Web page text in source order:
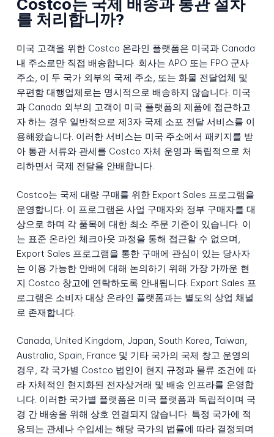
Costco는 국제 배송과 통관 절차
를 처리합니까?
미국 고객을 위한 Costco 온라인 플랫폼은 미국과 Canada
내 주소로만 직접 배송합니다. 회사는 APO 또는 FPO 군사
주소, 이 두 국가 외부의 국제 주소, 또는 화물 전달업체 및
우편함 대행업체로는 명시적으로 배송하지 않습니다. 미국
과 Canada 외부의 고객이 미국 플랫폼의 제품에 접근하고
자 하는 경우 일반적으로 제3자 국제 소포 전달 서비스를 이
용해왔습니다. 이러한 서비스는 미국 주소에서 패키지를 받
아 통관 서류와 관세를 Costco 자체 운영과 독립적으로 처
리하면서 국제 전달을 안배합니다.
Costco는 국제 대량 구매를 위한 Export Sales 프로그램을
운영합니다. 이 프로그램은 사업 구매자와 정부 구매자를 대
상으로 하며 각 품목에 대한 최소 주문 기준이 있습니다. 이
는 표준 온라인 체크아웃 과정을 통해 접근할 수 없으며,
Export Sales 프로그램을 통한 구매에 관심이 있는 당사자
는 이용 가능한 안배에 대해 논의하기 위해 가장 가까운 현
지 Costco 창고에 연락하도록 안내됩니다. Export Sales 프
로그램은 소비자 대상 온라인 플랫폼과는 별도의 상업 채널
로 존재합니다.
Canada, United Kingdom, Japan, South Korea, Taiwan,
Australia, Spain, France 및 기타 국가의 국제 창고 운영의
경우, 각 국가별 Costco 법인이 현지 규정과 물류 조건에 따
라 자체적인 현지화된 전자상거래 및 배송 인프라를 운영합
니다. 이러한 국가별 플랫폼은 미국 플랫폼과 독립적이며 국
경 간 배송을 위해 상호 연결되지 않습니다. 특정 국가에 적
용되는 관세나 수입세는 해당 국가의 법률에 따라 결정되며